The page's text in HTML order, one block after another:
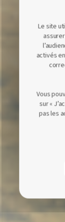
Le site
activés
Vous
sur «
pas les